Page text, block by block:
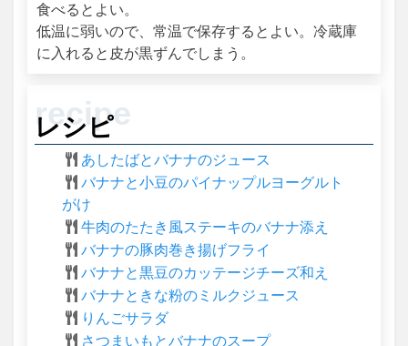
食べるとよい。
低温に弱いので、常温で保存するとよい。冷蔵庫
に入れると皮が黒ずんでしまう。
レシピ
あしたばとバナナのジュース
バナナと小豆のパイナップルヨーグルト
がけ
牛肉のたたき風ステーキのバナナ添え
バナナの豚肉巻き揚げフライ
バナナと黒豆のカッテージチーズ和え
バナナときな粉のミルクジュース
りんごサラダ
さつまいもとバナナのスープ